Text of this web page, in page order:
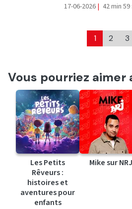
17-06-2026 | 42 min
1 2 3
Vous pourriez aimer
Les Petits
Rêveurs :
histoires et
aventures pour
enfants
Mike sur NRJ